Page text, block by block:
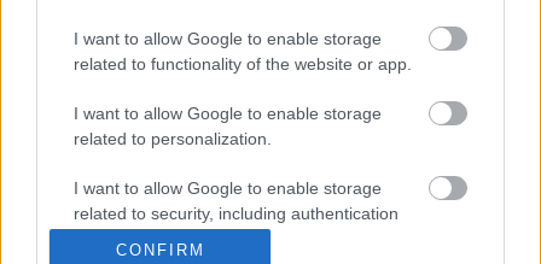
I want to allow Google to enable storage
related to functionality of the website or app.
I want to allow Google to enable storage
related to personalization.
I want to allow Google to enable storage
related to security, including authentication
CONFIRM
Amire többmillióan vártunk: szombattól
másodfokúra csökken a riasztás
KIEMELT